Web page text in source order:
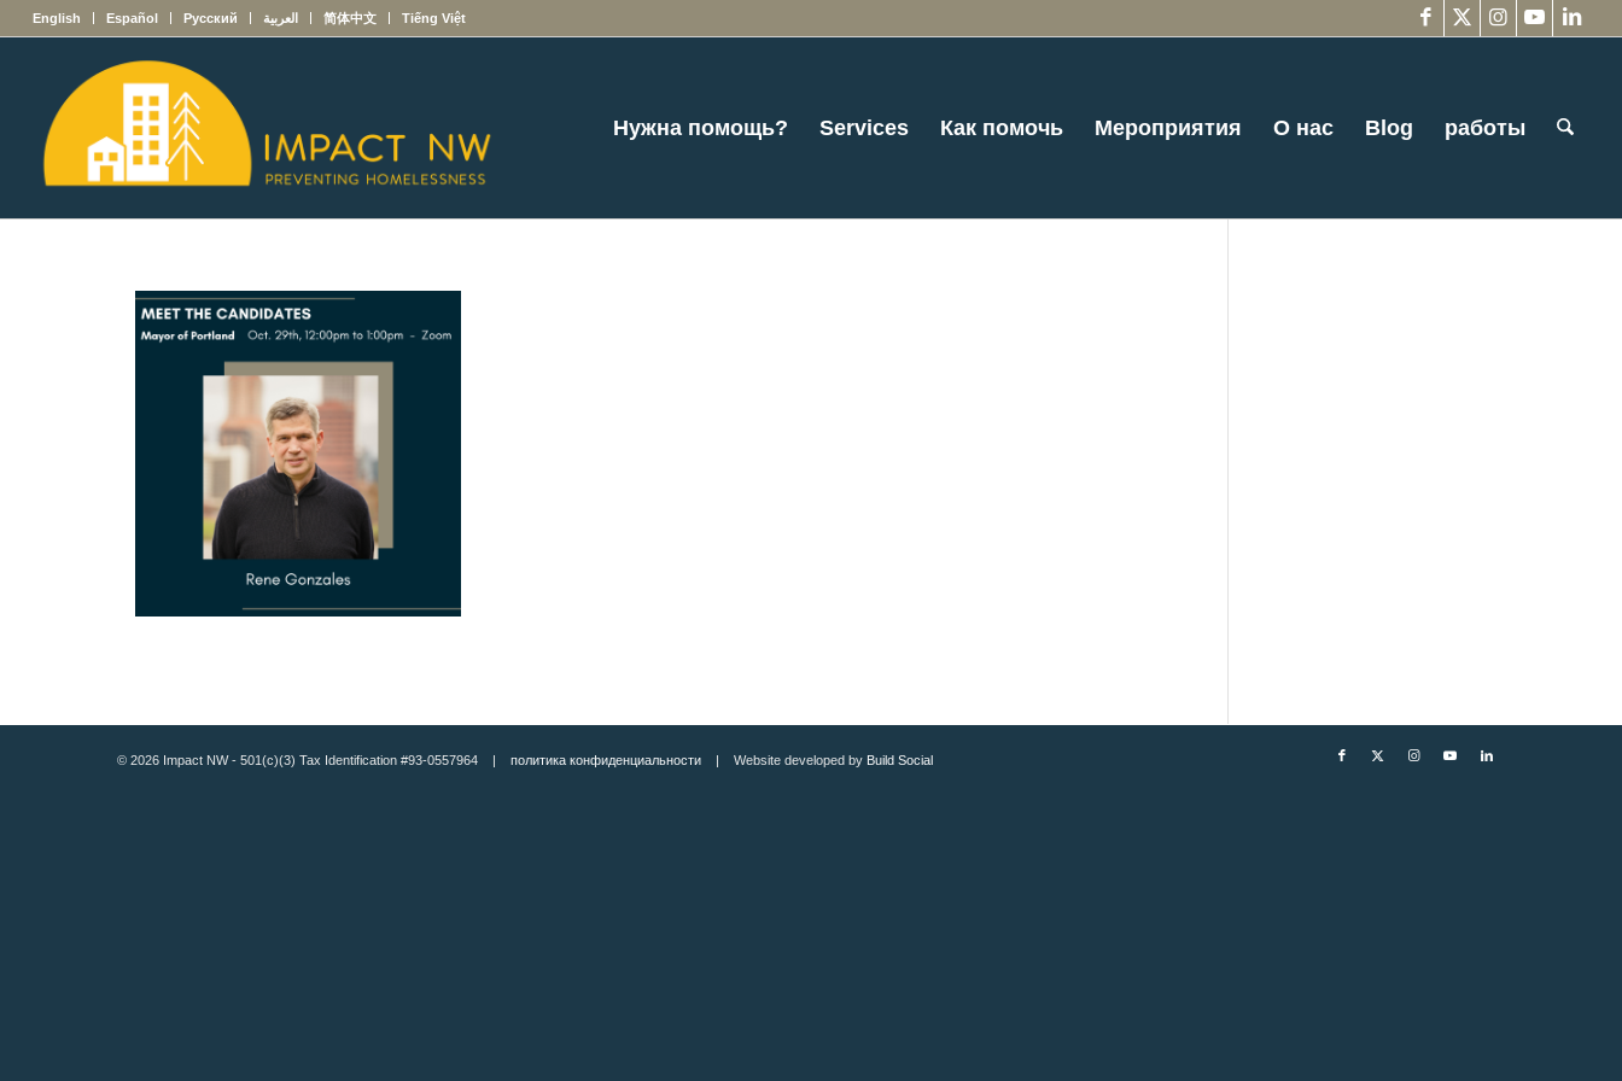
English Español Русский العربية 简体中文 Tiếng Việt
Нужна помощь? Services Как помочь Мероприятия О нас Blog работы
© 2026 Impact NW - 501(c)(3) Tax Identification #93-0557964 |политика конфиденциальности | Website developed by Build Social